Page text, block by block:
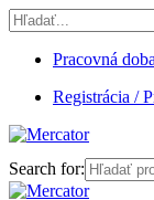
Pracovná
Registrácia /
Search for: